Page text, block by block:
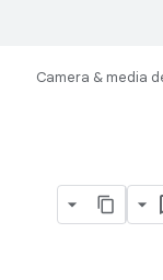
Camera & media